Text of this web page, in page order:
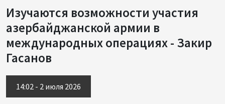
Изучаются возможности участия
азербайджанской армии в
международных операциях - Закир
Гасанов
14:02 - 2 июля 2026